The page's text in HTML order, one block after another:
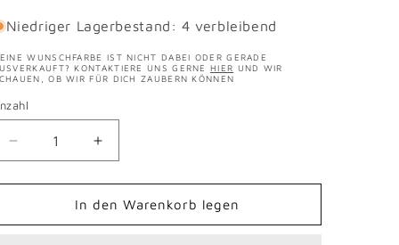
Niedriger Lagerbestand: 4 verbleibend
WUNSCHFARBE IST NICHT DABEI ODER GERADE
KONTAKTIERE UNS GERNEHIER UND WIR
OB WIR FÜR DICH ZAUBERN KÖNNEN
Verringere
die
Menge
Lungauer
Erhöhe
die
Menge
für
Lungauer
In den Warenkorb legen